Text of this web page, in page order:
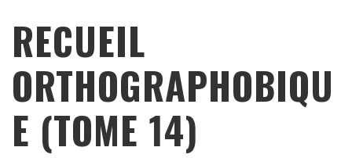
RECUEIL
ORTHOGRAPHOBIQU
E (TOME 14)